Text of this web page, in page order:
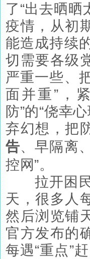
了“出去晒晒
疫情，从初
能造成持续
切需要各级
严重一些、
面并重”，
防”的“侥幸
弃幻想，把
告、早隔离
控网”。
拉开困民“
天，很多人
然后浏览铺
官方发布的
每遇“重点”